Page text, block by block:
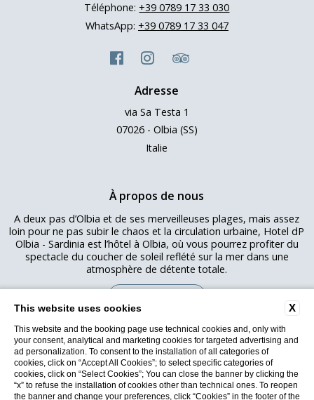
Téléphone: +39 0789 17 33 030
WhatsApp: +39 0789 17 33 047
Adresse
via Sa Testa 1
07026 - Olbia (SS)
Italie
À propos de nous
A deux pas d’Olbia et de ses merveilleuses plages, mais assez
loin pour ne pas subir le chaos et la circulation urbaine, Hotel dP
Olbia - Sardinia est l’hôtel à Olbia, où vous pourrez profiter du
spectacle du coucher de soleil reflété sur la mer dans une
atmosphère de détente totale.
Copyright © 2026 Hotel dP. Tous les droits sont réservés - CIR:
090047A1000F1931 - CIN: IT090047A1000F1931 - Proma SRL
Via Vittorio Veneto, 55 09123 Cagliari P.IVA 03190900922
Politique de confidentialité
Conditions d'utilisation
X
This website uses cookies
This website and the booking page use technical cookies and, only with
your consent, analytical and marketing cookies for targeted advertising and
ad personalization. To consent to the installation of all categories of
cookies, click on “Accept All Cookies”; to select specific categories of
cookies, click on “Select Cookies”; You can close the banner by clicking the
“x” to refuse the installation of cookies other than technical ones. To reopen
the banner and change your preferences, click “Cookies” in the footer of the